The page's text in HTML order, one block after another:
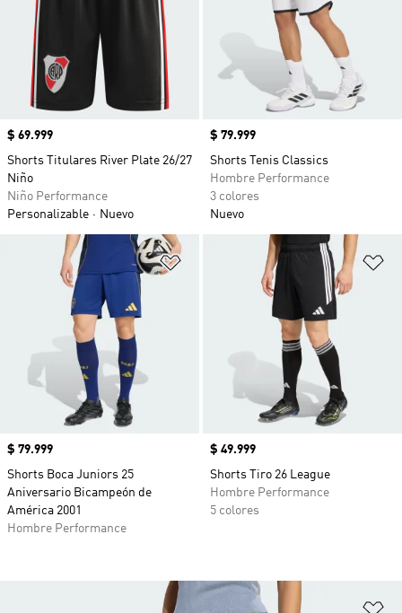
Precio
$ 69.999
Shorts Titulares River Plate 26/27
Niño
Niño Performance
Personalizable
Nuevo
Precio
$ 79.999
Shorts Tenis Classics
Hombre Performance
3 colores
Nuevo
Añadir a la lista de deseos
Precio
$ 79.999
Shorts Boca Juniors 25
Aniversario Bicampeón de
América 2001
Hombre Performance
Precio
$ 49.999
Shorts Tiro 26 League
Hombre Performance
5 colores